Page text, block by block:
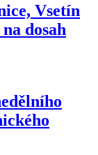
Vsetín
dosah